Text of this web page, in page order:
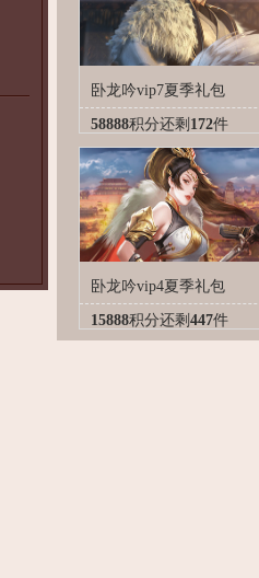
卧龙吟vip7夏季礼包
58888积分还剩 172件
卧龙吟vip4夏季礼包
15888积分还剩 447件